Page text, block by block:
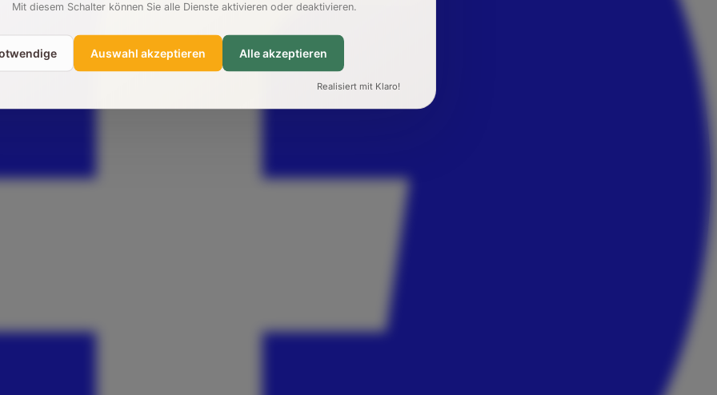
Mit diesem Schalter können Sie alle Dienste aktivieren oder deaktivieren.
Auswahl akzeptieren Alle akzeptieren
Realisiert mit Klaro!